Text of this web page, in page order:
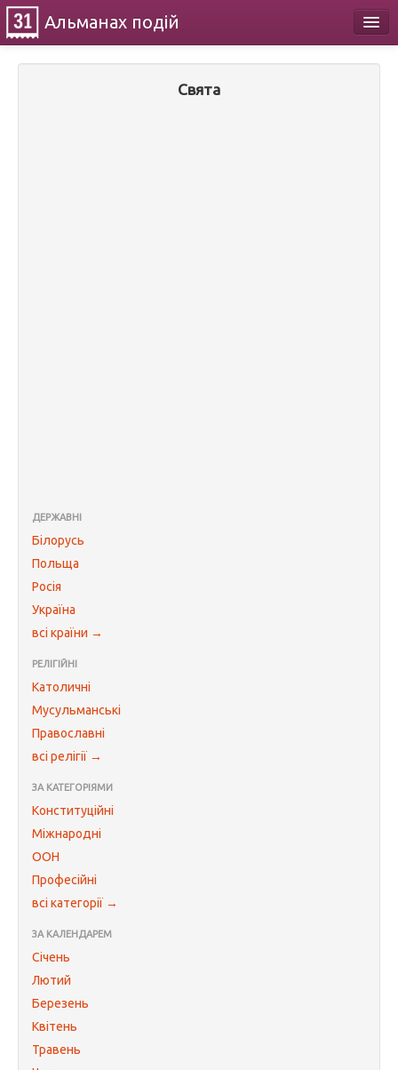
Альманах подій
Свята
ДЕРЖАВНІ
Білорусь
Польща
Росія
Україна
всі країни →
РЕЛІГІЙНІ
Католичні
Мусульманські
Православні
всі релігії →
ЗА КАТЕГОРІЯМИ
Конституційні
Міжнародні
ООН
Професійні
всі категорії →
ЗА КАЛЕНДАРЕМ
Січень
Лютий
Березень
Квітень
Травень